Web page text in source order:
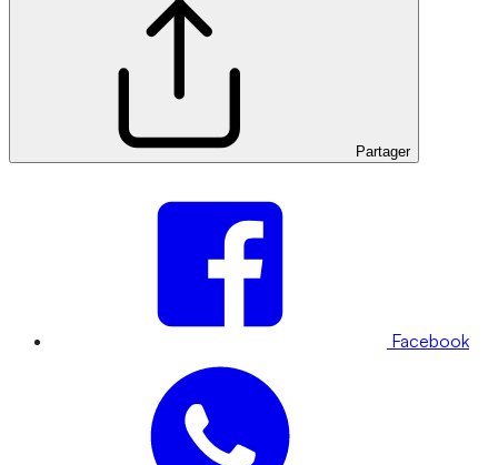
Partager
Facebook